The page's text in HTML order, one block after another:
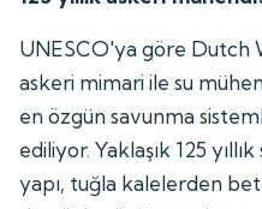
UNESCO'ya göre Dutch
askeri mimari ile su
en özgün savunma
ediliyor. Yaklaşık 125
yapı, tuğla kalelerden